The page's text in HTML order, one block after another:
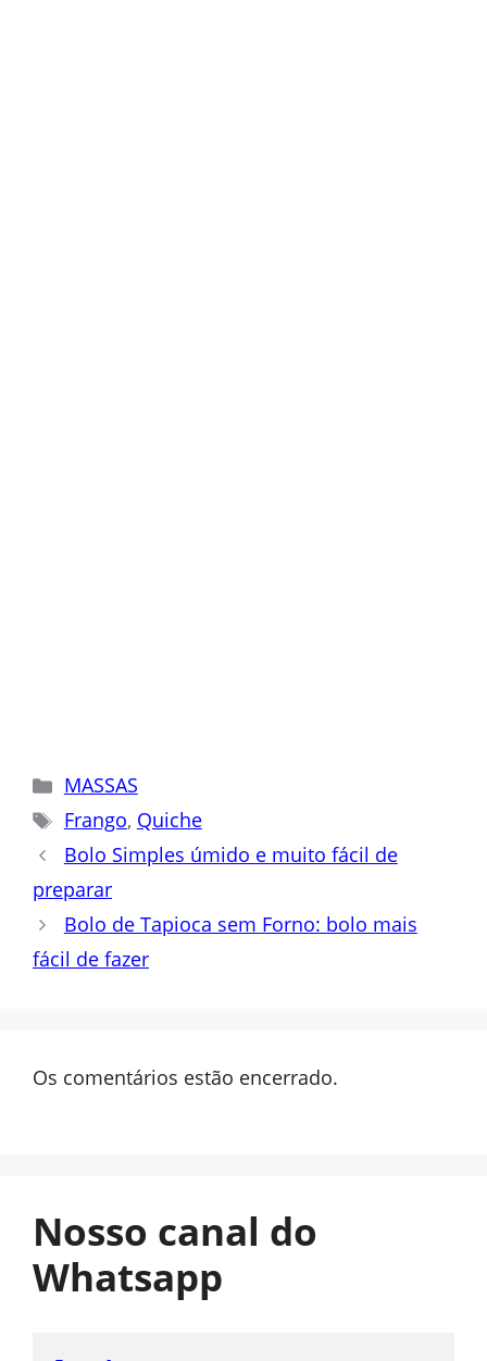
Categorias
MASSAS
Tags
Frango, Quiche
Bolo Simples úmido e muito fácil de
preparar
Bolo de Tapioca sem Forno: bolo mais
fácil de fazer
Os comentários estão encerrado.
Nosso canal do
Whatsapp